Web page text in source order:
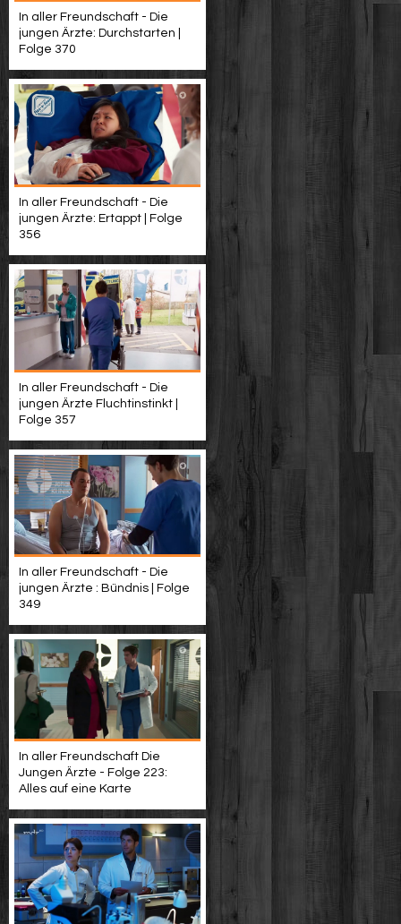
In aller Freundschaft - Die
jungen Ärzte: Durchstarten |
Folge 370
In aller Freundschaft - Die
jungen Ärzte: Ertappt | Folge
356
In aller Freundschaft - Die
jungen Ärzte Fluchtinstinkt |
Folge 357
In aller Freundschaft - Die
jungen Ärzte : Bündnis | Folge
349
In aller Freundschaft Die
Jungen Ärzte - Folge 223:
Alles auf eine Karte